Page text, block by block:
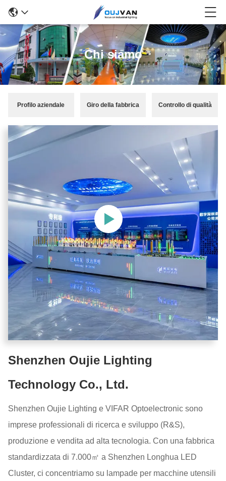
Chi siamo
Profilo aziendale Giro della fabbrica Controllo di qualità
Shenzhen Oujie Lighting
Technology Co., Ltd.
Shenzhen Oujie Lighting e VIFAR Optoelectronic sono
imprese professionali di ricerca e sviluppo (R&S),
produzione e vendita ad alta tecnologia. Con una fabbrica
standardizzata di 7.000㎡ a Shenzhen Longhua LED
Cluster, ci concentriamo su lampade per macchine utensili